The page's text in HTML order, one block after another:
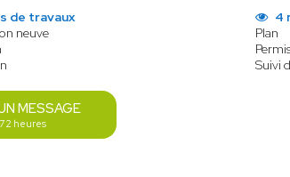
de travaux
neuve
4
Plan
Suivi
MESSAGE
heures